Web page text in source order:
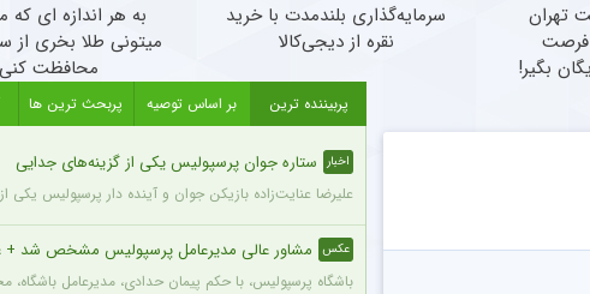
تهران
بگیر!
سرمایه‌گذاری بلندمدت با خرید
نقره از دیجی‌کالا
به هر اندازه ای که
میتونی طلا بخری از
محافظت کنی
پربیننده ترین بر اساس توصیه پربحث ترین ها
اخبار ستاره جوان پرسپولیس یکی از گزینه‌های جدایی
علیرضا عنایت‌زاده بازیکن جوان و آینده دار پرسپولیس یکی
عکس مشاور عالی مدیرعامل پرسپولیس مشخص شد
باشگاه پرسپولیس، با حکم پیمان حدادی، مدیرعامل